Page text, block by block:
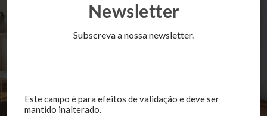
Newsletter
Subscreva a nossa newsletter.
Este campo é para efeitos de validação e deve ser
mantido inalterado.